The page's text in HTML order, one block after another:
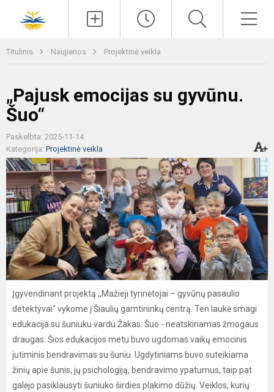
Titulinis Naujienos Projektinė veikla
„Pajusk emocijas su gyvūnu.
Šuo“
Paskelbta: 2025-11-14
Kategorija: Projektinė veikla
Įgyvendinant projektą ,,Mažieji tyrinėtojai – gyvūnų pasaulio
detektyvai“ vykome į Šiaulių gamtininkų centrą. Ten laukė smagi
edukacija su šuniuku vardu Žakas. Šuo - neatskiriamas žmogaus
draugas. Šios edukacijos metu buvo ugdomas vaikų emocinis
jutiminis bendravimas su šuniu. Ugdytiniams buvo suteikiama
žinių apie šunis, jų psichologiją, bendravimo ypatumus, taip pat
galėjo pasiklausyti šuniuko širdies plakimo dūžių. Veiklos, kurių